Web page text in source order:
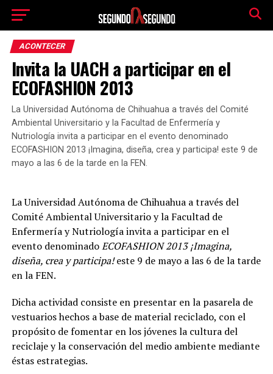
ACONTECER
Invita la UACH a participar en el
ECOFASHION 2013
La Universidad Autónoma de Chihuahua a través del Comité
Ambiental Universitario y la Facultad de Enfermería y
Nutriología invita a participar en el evento denominado
ECOFASHION 2013 ¡Imagina, diseña, crea y participa! este 9 de
mayo a las 6 de la tarde en la FEN.
La Universidad Autónoma de Chihuahua a través del
Comité Ambiental Universitario y la Facultad de
Enfermería y Nutriología invita a participar en el
evento denominadoECOFASHION 2013 ¡Imagina,
diseña, crea y participa!este 9 de mayo a las 6 de la tarde
en la FEN.
Dicha actividad consiste en presentar en la pasarela de
vestuarios hechos a base de material reciclado, con el
propósito de fomentar en los jóvenes la cultura del
reciclaje y la conservación del medio ambiente mediante
éstas estrategias.